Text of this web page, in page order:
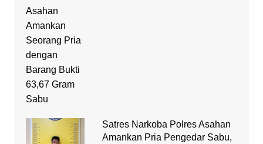
Satres Narkoba Polres Asahan
Amankan Pria Pengedar Sabu,